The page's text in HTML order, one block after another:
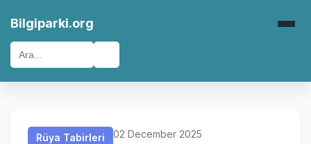
Bilgiparki.org
Rüya Tabirleri 02 December 2025
Rüya Tabirleri
Rüya Tabirleri
Rüya Tabirleri
Rüya Tabirleri